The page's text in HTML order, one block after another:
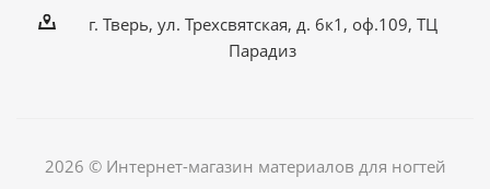
г. Тверь, ул. Трехсвятская, д. 6к1, оф.109, ТЦ
Парадиз
2026 © Интернет-магазин материалов для ногтей